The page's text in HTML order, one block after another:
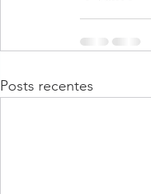
Posts recentes